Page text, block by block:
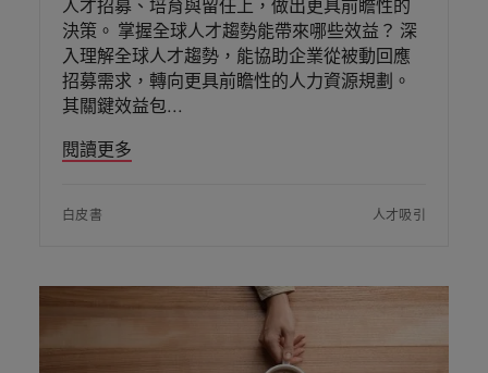
人才招募、培育與留任上，做出更具前瞻性的
決策。 掌握全球人才趨勢能帶來哪些效益？ 深
入理解全球人才趨勢，能協助企業從被動回應
招募需求，轉向更具前瞻性的人力資源規劃。
其關鍵效益包
閱讀更多
白皮書 人才吸引